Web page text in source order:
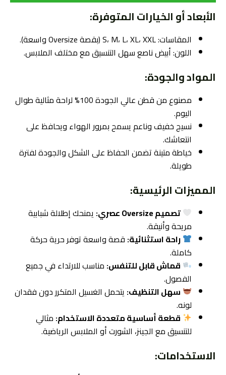
الأبعاد أو الخيارات المتوفرة:
المقاسات: S، M، L، XL، XXL (بقصة Oversize واسعة).
اللون: أبيض ناصع سهل التنسيق مع مختلف الملابس.
المواد والجودة:
مصنوع من قطن عالي الجودة 100% لراحة مثالية طوال
اليوم.
نسيج خفيف وناعم يسمح بمرور الهواء ويحافظ على
انتعاشك.
خياطة متينة تضمن الحفاظ على الشكل والجودة لفترة
طويلة.
المميزات الرئيسية:
تصميم Oversize عصري:
يمنحك إطلالة شبابية
مريحة وأنيقة.
راحة استثنائية: قصة واسعة توفر حرية حركة
كاملة.
قماش قابل للتنفس: مناسب للارتداء في جميع
الفصول.
سهل التنظيف: يتحمل الغسيل المتكرر دون فقدان
لونه.
قطعة أساسية متعددة الاستخدام: مثالي
للتنسيق مع الجينز، الشورت أو الملابس الرياضية.
الاستخدامات: